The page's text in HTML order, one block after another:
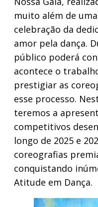
muito além de
celebração da
amor pela dança.
público poderá
acontece o
prestigiar as
esse processo.
teremos a
competitivos
longo de 2025 e
coreografias
conquistando
Atitude em Dança.